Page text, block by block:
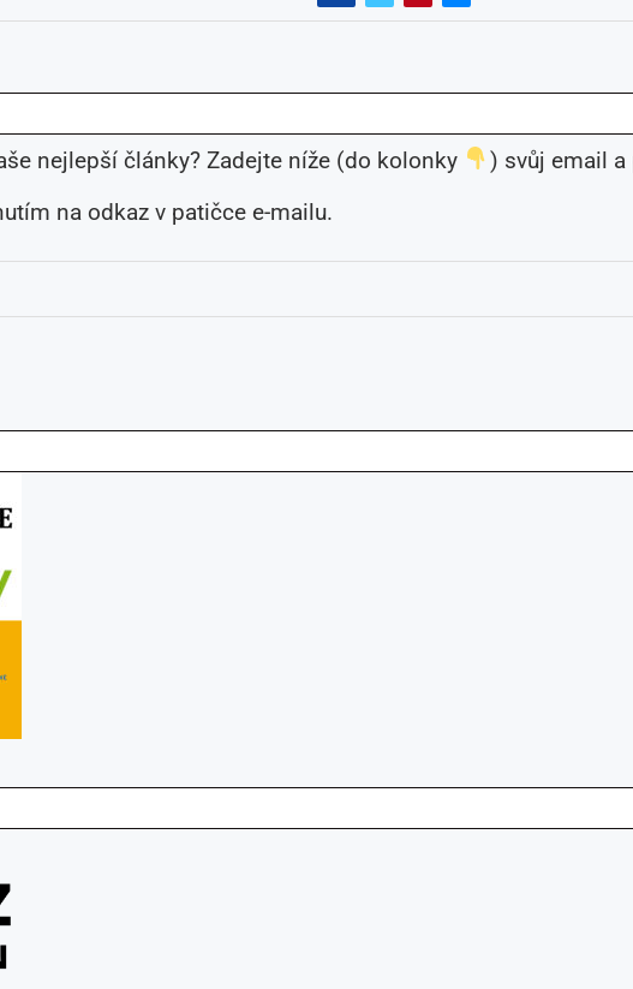
nejlepší články? Zadejte níže (do kolonky
) svůj email a
na odkaz v patičce e-mailu.